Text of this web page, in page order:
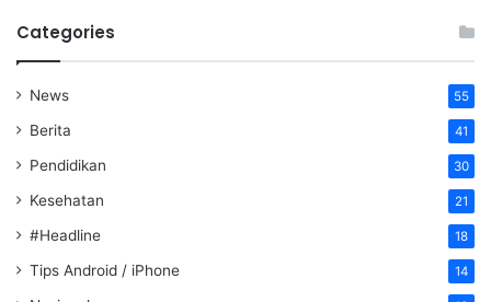
Categories
News 55
Berita 41
Pendidikan 30
Kesehatan 21
#Headline 18
Tips Android / iPhone 14